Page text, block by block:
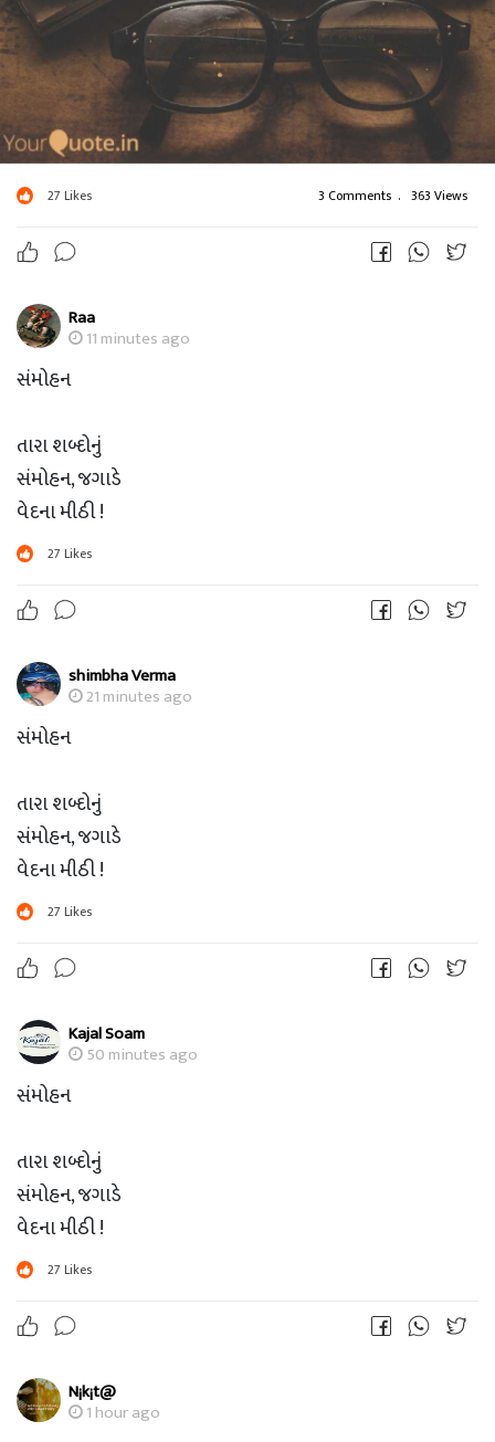
27 Likes 3 Comments . 363 Views
Raa
11 minutes ago
સંમોહન
તારા શબ્દોનું
સંમોહન, જગાડે
વેદના મીઠી !
સુરત ?
27 Likes
shimbha Verma
21 minutes ago
સંમોહન
તારા શબ્દોનું
સંમોહન, જગાડે
વેદના મીઠી !
સુરત ?
27 Likes
Kajal Soam
50 minutes ago
સંમોહન
તારા શબ્દોનું
સંમોહન, જગાડે
વેદના મીઠી !
સુરત ?
27 Likes
N¡k¡t@
1 hour ago